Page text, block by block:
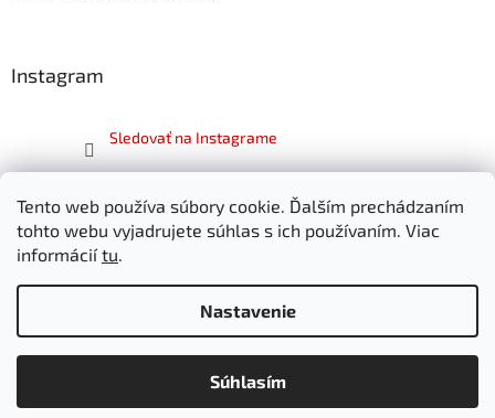
Tento web používa súbory cookie. Ďalším prechádzaním
tohto webu vyjadrujete súhlas s ich používaním. Viac
informáciítu.
Nastavenie
Súhlasím
Instagram
Sledovať na Instagrame
Facebook
Vytvoril Shoptet
SKITT.sk. Všetky práva vyhradené.